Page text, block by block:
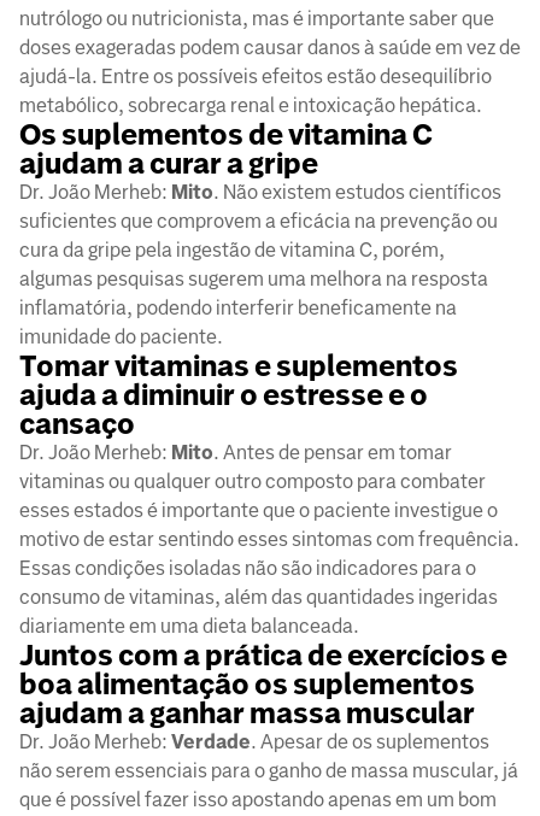
nutrólogo ou nutricionista, mas é importante saber que
doses exageradas podem causar danos à saúde em vez de
ajudá-la. Entre os possíveis efeitos estão desequilíbrio
metabólico, sobrecarga renal e intoxicação hepática.
Os suplementos de vitamina C
ajudam a curar a gripe
Dr. João Merheb: Mito. Não existem estudos científicos
suficientes que comprovem a eficácia na prevenção ou
cura da gripe pela ingestão de vitamina C, porém,
algumas pesquisas sugerem uma melhora na resposta
inflamatória, podendo interferir beneficamente na
imunidade do paciente.
Tomar vitaminas e suplementos
ajuda a diminuir o estresse e o
cansaço
Dr. João Merheb: Mito. Antes de pensar em tomar
vitaminas ou qualquer outro composto para combater
esses estados é importante que o paciente investigue o
motivo de estar sentindo esses sintomas com frequência.
Essas condições isoladas não são indicadores para o
consumo de vitaminas, além das quantidades ingeridas
diariamente em uma dieta balanceada.
Juntos com a prática de exercícios e
boa alimentação os suplementos
ajudam a ganhar massa muscular
Dr. João Merheb: Verdade. Apesar de os suplementos
não serem essenciais para o ganho de massa muscular, já
que é possível fazer isso apostando apenas em um bom